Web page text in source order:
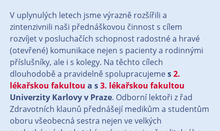
V uplynulých letech jsme výrazně rozšířili a
zintenzivnili naši přednáškovou činnost s cílem
rozvíjet v posluchačích schopnost radostné a hravé
(otevřené) komunikace nejen s pacienty a rodinnými
příslušníky, ale i s kolegy. Na těchto cílech
dlouhodobě a pravidelně spolupracujemes2.
lékařskou fakultou a s3. lékařskou fakultou
Univerzity Karlovy v Praze. Odborní lektoři z řad
Zdravotních klaunů přednášejí medikům a studentům
oboru všeobecná sestra nejen ve velkých